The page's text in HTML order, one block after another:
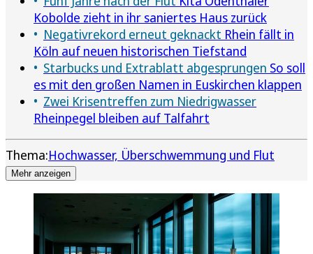
Kobolde zieht in ihr saniertes Haus zurück
Negativrekord erneut geknackt Rhein fällt in
Köln auf neuen historischen Tiefstand
Starbucks und Extrablatt abgesprungen So soll
es mit den großen Namen in Euskirchen klappen
Zwei Krisentreffen zum Niedrigwasser
Rheinpegel bleiben auf Talfahrt
Thema:Hochwasser, Überschwemmung und Flut
Mehr anzeigen